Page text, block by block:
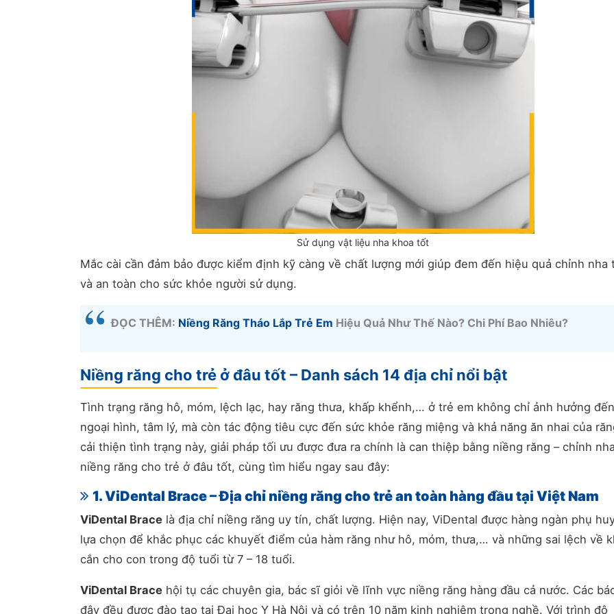
Sử dụng vật liệu nha khoa tốt
Mắc cài cần đảm bảo được kiểm định kỹ càng về chất lượng mới giúp đem đến hiệu quả chỉnh nha
và an toàn cho sức khỏe người sử dụng.
ĐỌC THÊM: Niềng Răng Tháo Lắp Trẻ Em Hiệu Quả Như Thế Nào? Chi Phí Bao Nhiêu?
Niềng răng cho trẻ ở đâu tốt – Danh sách 14 địa chỉ nổi bật
Tình trạng răng hô, móm, lệch lạc, hay răng thưa, khấp khểnh,… ở trẻ em không chỉ ảnh hưởng đến
ngoại hình, tâm lý, mà còn tác động tiêu cực đến sức khỏe răng miệng và khả năng ăn nhai của
cải thiện tình trạng này, giải pháp tối ưu được đưa ra chính là can thiệp bằng niềng răng – chỉnh
niềng răng cho trẻ ở đâu tốt, cùng tìm hiểu ngay sau đây:
1.ViDental Brace– Địa chỉ niềng răng cho trẻ an toàn hàng đầu tại Việt Nam
ViDental Brace là địa chỉ niềng răng uy tín, chất lượng. Hiện nay, ViDental được hàng ngàn phụ
lựa chọn để khắc phục các khuyết điểm của hàm răng như hô, móm, thưa,… và những sai lệch về
cắn cho con trong độ tuổi từ 7 – 18 tuổi.
ViDental Brace hội tụ các chuyên gia, bác sĩ giỏi về lĩnh vực niềng răng hàng đầu cả nước. Các
đây đều được đào tạo tại Đại học Y Hà Nội và có trên 10 năm kinh nghiệm trong nghề. Với trình độ